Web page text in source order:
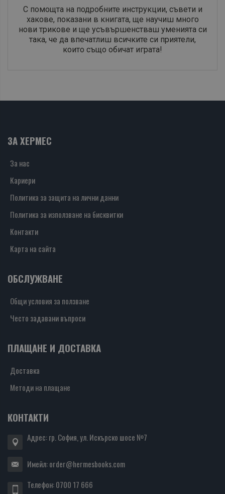
С помощта на подробните инструкции, съвети и
хакове, показани в книгата, ще научиш много
нови трикове и ще усъвършенстваш уменията си
така, че да впечатлиш всичките си приятели,
които също обичат играта!
ЗА ХЕРМЕС
За нас
Кариери
Политика за защита на лични данни
Политика за използване на бисквитки
Контакти
Карта на сайта
ОБСЛУЖВАНЕ
Общи условия за ползване
Често задавани въпроси
ПЛАЩАНЕ И ДОСТАВКА
Доставка
Методи на плащане
КОНТАКТИ
Адрес: гр. София, ул. Искърско шосе №7
Имейл:order@hermesbooks.com
Телефон:0700 17 666